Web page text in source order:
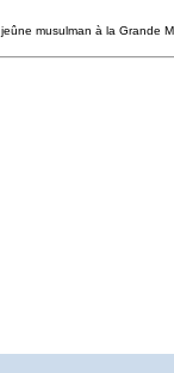
musulman à la Grande